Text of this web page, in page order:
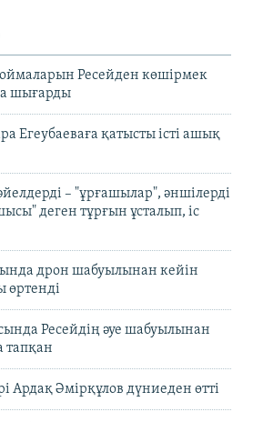
Ресейден көшірмек
шығарды
Егеубаеваға қатысты істі ашық
– "ұрғашылар", әншілерді
деген тұрғын ұсталып, іс
дрон шабуылынан кейін
өртенді
Ресейдің әуе шабуылынан
тапқан
Ардақ Әмірқұлов дүниеден өтті